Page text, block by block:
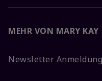
MEHR VON MARY KAY
Newsletter Anmeldung